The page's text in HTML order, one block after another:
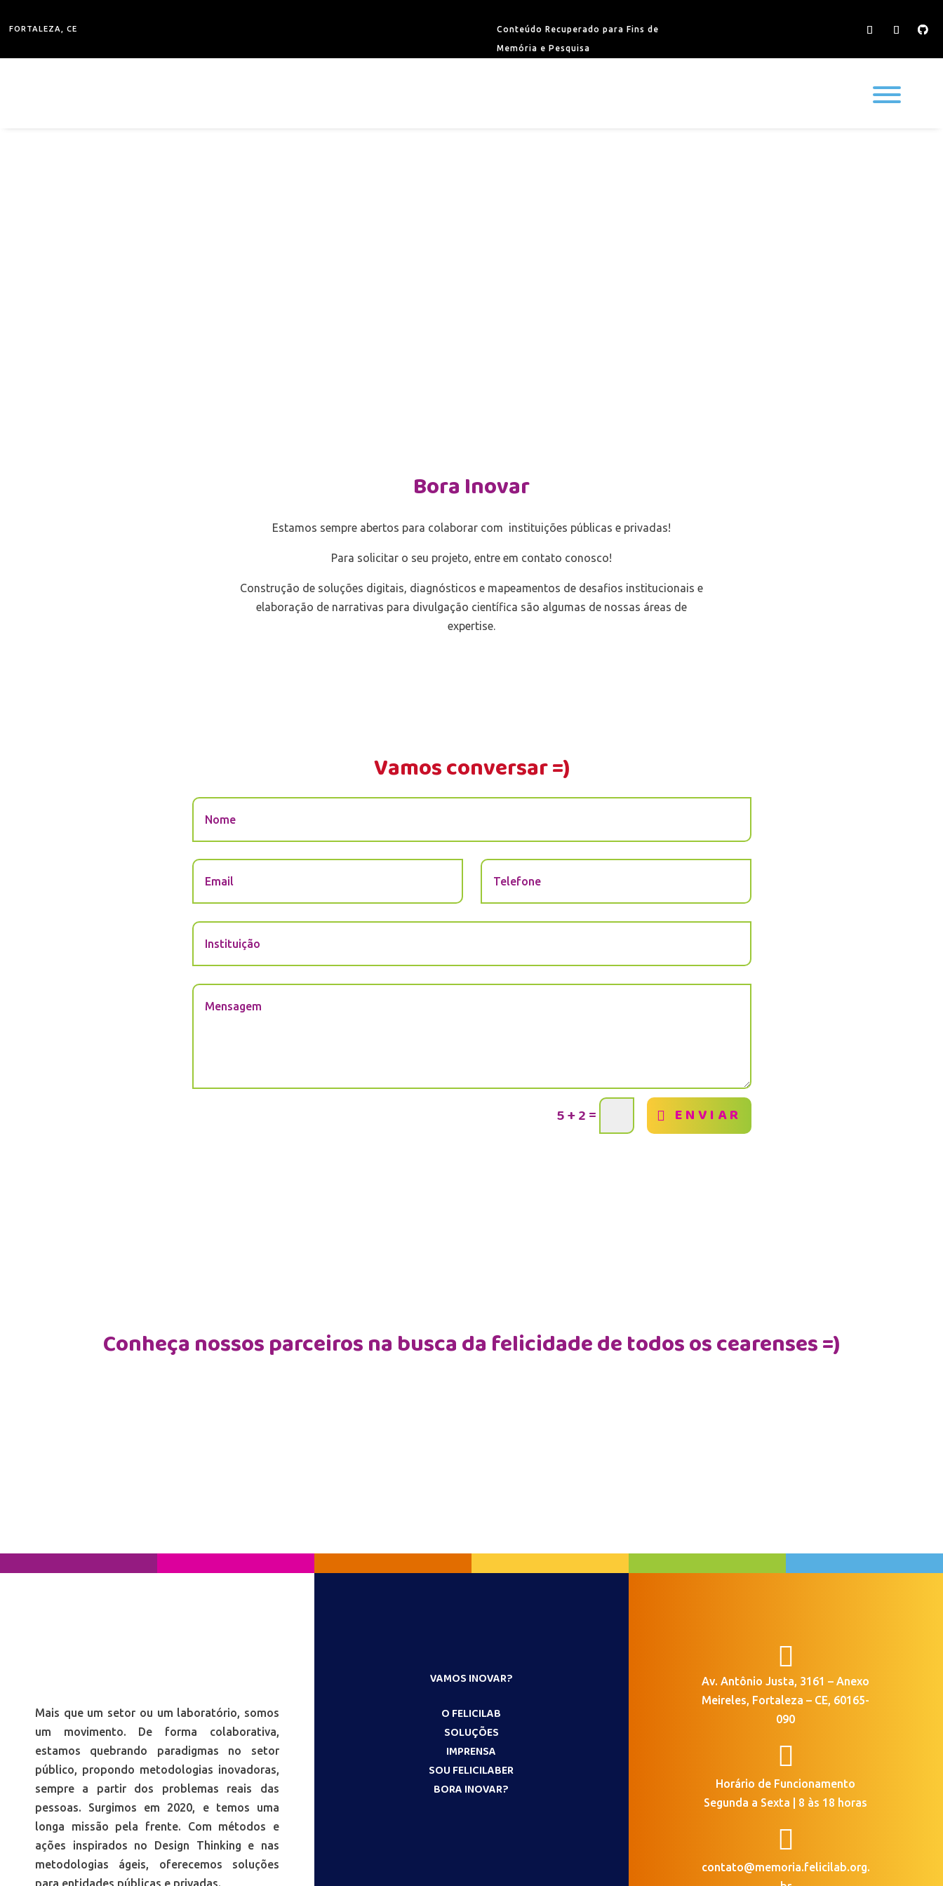
FORTALEZA, CE Conteúdo Recuperado para Fins de
Memória e Pesquisa
Bora Inovar
Estamos sempre abertos para colaborar com instituições públicas e privadas!
Para solicitar o seu projeto, entre em contato conosco!
Construção de soluções digitais, diagnósticos e mapeamentos de desafios institucionais e
elaboração de narrativas para divulgação científica são algumas de nossas áreas de
expertise.
Vamos conversar =)
5 + 2= ENVIAR
Conheça nossos parceiros na busca da felicidade de todos os cearenses =)
Mais que um setor ou um laboratório, somos
um movimento. De forma colaborativa,
estamos quebrando paradigmas no setor
público, propondo metodologias inovadoras,
sempre a partir dos problemas reais das
pessoas. Surgimos em 2020, e temos uma
longa missão pela frente. Com métodos e
ações inspirados no Design Thinking e nas
metodologias ágeis, oferecemos soluções
para entidades públicas e privadas.
VAMOS INOVAR?
O FELICILAB
SOLUÇÕES
IMPRENSA
SOU FELICILABER
BORA INOVAR?

Av. Antônio Justa, 3161 – Anexo
Meireles, Fortaleza – CE, 60165-
090

Horário de Funcionamento
Segunda a Sexta | 8 às 18 horas

contato@memoria.felicilab.org.